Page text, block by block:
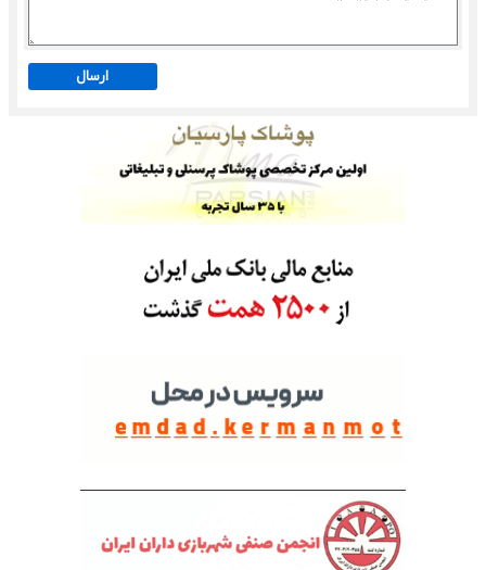
ارسال